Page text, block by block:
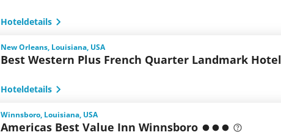
Hoteldetails
New Orleans, Louisiana, USA
Best Western Plus French Quarter Landmark Hotel
Hoteldetails
Winnsboro, Louisiana, USA
Americas Best Value Inn Winnsboro